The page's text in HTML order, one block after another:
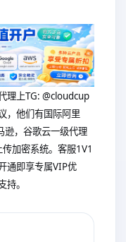
理上TG: @cloudcup
，他们有国际阿里
逊，谷歌云一级代理
加密系统。客服1V1
通即享专属VIP优
。